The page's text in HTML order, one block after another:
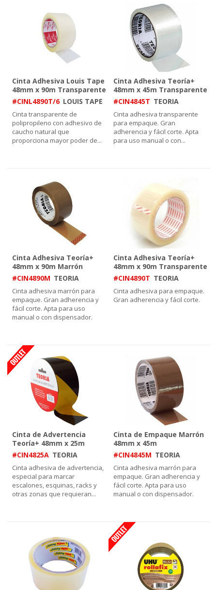
Cinta Adhesiva Louis Tape
48mm x 90m Transparente
#CINL4890T/6 LOUIS TAPE
Cinta transparente de
polipropileno con adhesivo de
caucho natural que
proporciona mayor poder de...
Cinta Adhesiva Teoría+
48mm x 45m Transparente
#CIN4845T TEORIA
Cinta adhesiva transparente
para empaque. Gran
adherencia y fácil corte. Apta
para uso manual o con...
Cinta Adhesiva Teoría+
48mm x 90m Marrón
#CIN4890M TEORIA
Cinta adhesiva marrón para
empaque. Gran adherencia y
fácil corte. Apta para uso
manual o con dispensador.
Cinta Adhesiva Teoría+
48mm x 90m Transparente
#CIN4890T TEORIA
Cinta adhesiva para empaque.
Gran adherencia y fácil corte.
Cinta de Advertencia
Teoría+ 48mm x 25m
#CIN4825A TEORIA
Cinta adhesiva de advertencia,
especial para marcar
escalones, esquinas, racks y
otras zonas que requieran...
Cinta de Empaque Marrón
48mm x 45m
#CIN4845M TEORIA
Cinta adhesiva marrón para
empaque. Gran adherencia y
fácil corte. Apta para uso
manual o con dispensador.